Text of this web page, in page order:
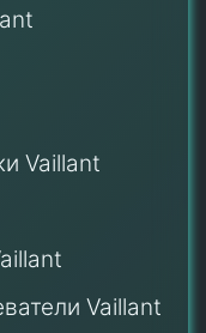
Vaillant
Vaillant